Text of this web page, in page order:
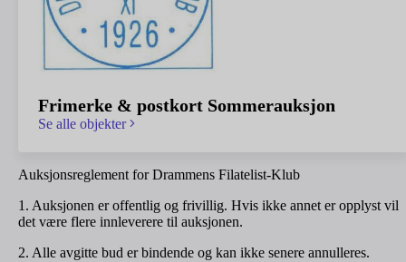
Frimerke & postkort Sommerauksjon
Se alle objekter
Auksjonsreglement for Drammens Filatelist-Klub
1. Auksjonen er offentlig og frivillig. Hvis ikke annet er opplyst vil
det være flere innleverere til auksjonen.
2. Alle avgitte bud er bindende og kan ikke senere annulleres.